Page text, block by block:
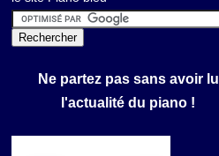
Ne partez pas sans avoir lu
l'actualité du piano !